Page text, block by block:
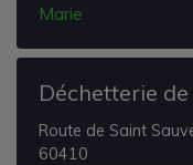
Marie
Déchetterie
Route de Saint
60410